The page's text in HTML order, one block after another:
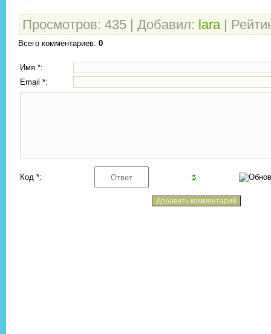
Просмотров: 435 Добавил: lara
Всего комментариев: 0
Имя *:
Email *:
Код *: